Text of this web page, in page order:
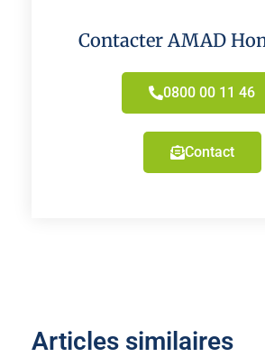
Contacter AMAD
0800 00 11 46
Contact
Articles similaires